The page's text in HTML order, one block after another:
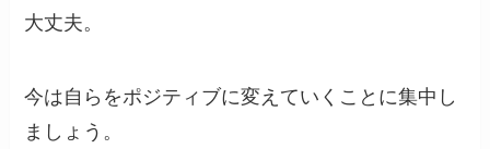
大丈夫。
今は自らをポジティブに変えていくことに集中し
ましょう。